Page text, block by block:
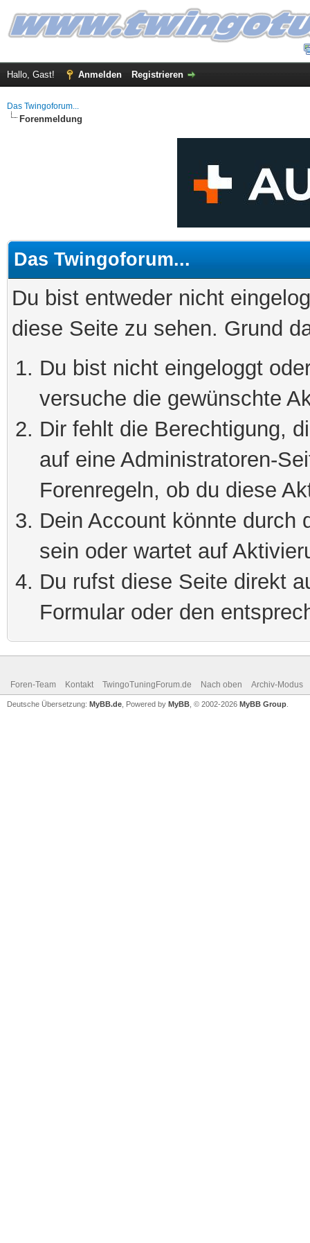
Hallo, Gast! Anmelden Registrieren
Das Twingoforum...
Forenmeldung
Das Twingoforum...
Du bist entweder nicht
diese Seite zu sehen. Grund
Du bist nicht eingeloggt
versuche die gewünschte
Dir fehlt die Berechtigung,
auf eine Administratoren-
Forenregeln, ob du diese
Dein Account könnte durch
sein oder wartet auf
Du rufst diese Seite direkt
Formular oder den
Foren-Team Kontakt TwingoTuningForum.de Nach oben Archiv-Modus
Deutsche Übersetzung: MyBB.de , Powered by MyBB , © 2002-2026 MyBB Group